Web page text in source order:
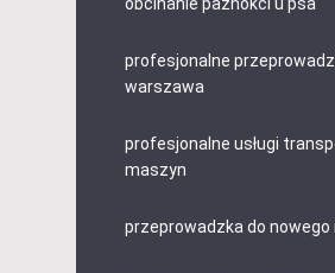
profesjonalne
warszawa
profesjonalne usługi
maszyn
przeprowadzka do